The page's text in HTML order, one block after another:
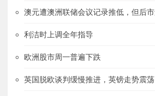
利洁时上调全年指导
欧洲股市周一普遍下跌
英国脱欧谈判缓慢推进，英镑走势震荡